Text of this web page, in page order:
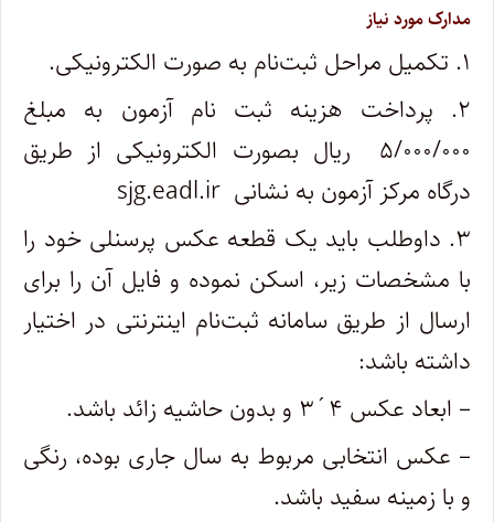
مدارک مورد نیاز
۱. تکمیل مراحل ثبت‌نام به صورت الکترونیکی.
۲. پرداخت هزینه ثبت نام آزمون به مبلغ
۵/۰۰۰/۰۰۰ ریال بصورت الکترونیکی از طریق
درگاه مرکز آزمون به نشانی sjg.eadl.ir
۳. داوطلب باید یک قطعه عکس پرسنلی خود را
با مشخصات زیر، اسکن نموده و فایل آن را برای
ارسال از طریق سامانه ثبت‌نام اینترنتی در اختیار
داشته باشد:
– ابعاد عکس ۴´۳ و بدون حاشیه زائد باشد.
– عکس انتخابی مربوط به سال جاری بوده، رنگی
و با زمینه سفید باشد.